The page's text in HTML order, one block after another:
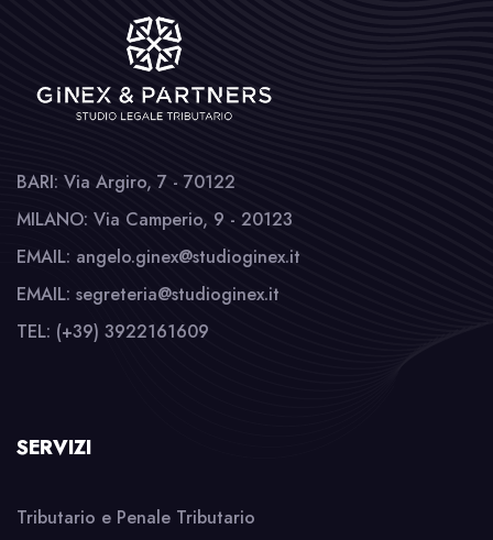
BARI: Via Argiro, 7 - 70122
MILANO: Via Camperio, 9 - 20123
EMAIL: angelo.ginex@studioginex.it
EMAIL: segreteria@studioginex.it
TEL: (+39) 3922161609
SERVIZI
Tributario e Penale Tributario